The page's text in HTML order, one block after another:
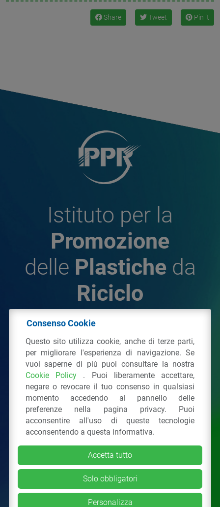
Share Tweet Pin it
Istituto per la
Promozione
delle Plastiche da
Riciclo
Plastiche da Riciclo
C.F. 97381090154
Via San Vittore 36 20123Milano (MI)
Tel.: 02 43928225.
Tutti i diritti riservati Privacy Policy &Cookie
Consenso Cookie
Questo sito utilizza cookie, anche di terze parti,
per migliorare l'esperienza di navigazione. Se
vuoi saperne di più puoi consultare la nostra
Cookie Policy . Puoi liberamente accettare,
negare o revocare il tuo consenso in qualsiasi
momento accedendo al pannello delle
preferenze nella pagina privacy. Puoi
acconsentire all'uso di queste tecnologie
acconsentendo a questa informativa.
Accetta tutto
Solo obbligatori
Personalizza